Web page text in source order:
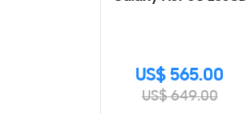
US$ 565.00
US$ 649.00